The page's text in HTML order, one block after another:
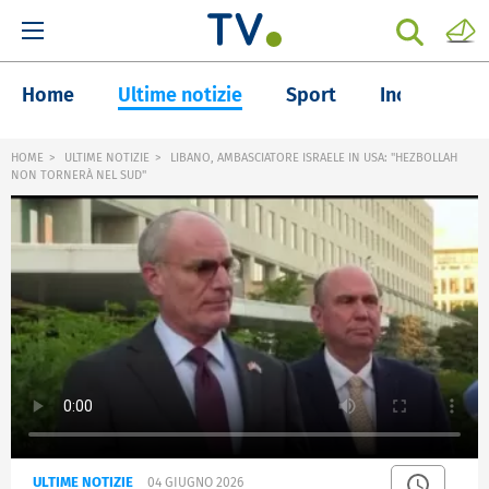
Home Ultime notizie Sport Inchieste
HOME ULTIME NOTIZIE
LIBANO, AMBASCIATORE ISRAELE IN USA: "HEZBOLLAH
NON TORNERÀ NEL SUD"
ULTIME NOTIZIE 04 GIUGNO 2026